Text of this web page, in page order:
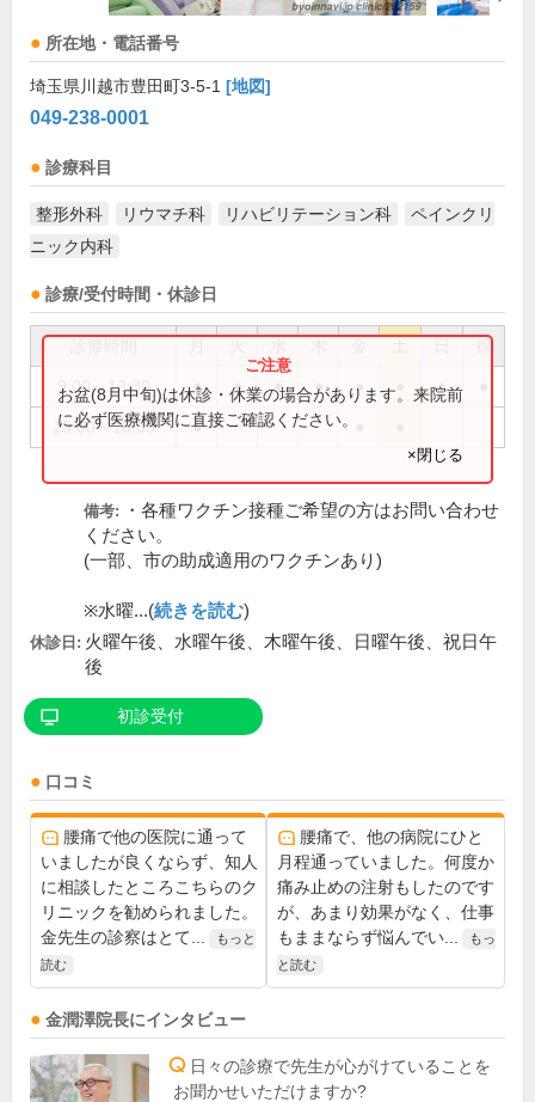
所在地・電話番号
埼玉県川越市豊田町3-5-1 [地図]
049-238-0001
診療科目
整形外科 リウマチ科 リハビリテーション科
ペインクリ
ニック内科
診療/受付時間・休診日
祝
9:00～12:30 ● ● ● ● ● ●
15:00～18:30 ●
お盆(8月中旬)は休診・休業の場合があります。来院前
に必ず医療機関に直接ご確認ください。
×閉じる
備考:
・各種ワクチン接種ご希望の方はお問い合わせ
ください。
(一部、市の助成適用のワクチンあり)
※水曜...(続きを読む)
休診日: 火曜午後、水曜午後、木曜午後、日曜午後、祝日午
後
初診受付
口コミ
腰痛で他の医院に通って
いましたが良くならず、知人
に相談したところこちらのク
リニックを勧められました。
金先生の診察はとて...
もっと
読む
腰痛で、他の病院にひと
月程通っていました。何度か
痛み止めの注射もしたのです
が、あまり効果がなく、仕事
もままならず悩んでい...
もっ
と読む
金潤澤院長にインタビュー
日々の診療で先生が心がけていることを
お聞かせいただけますか?